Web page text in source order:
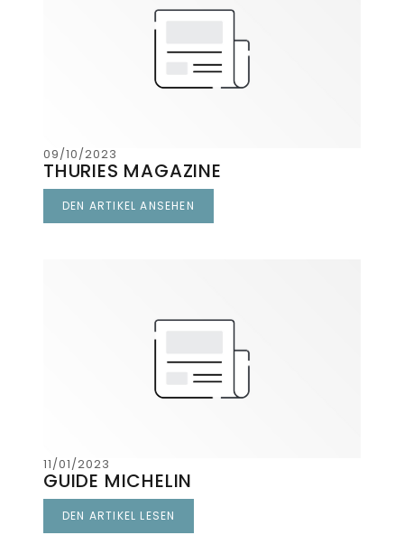
09/10/2023
THURIES MAGAZINE
DEN ARTIKEL ANSEHEN((ÖFFNET EIN NEUES FENSTER))
11/01/2023
GUIDE MICHELIN
DEN ARTIKEL LESEN((ÖFFNET EIN NEUES FENSTER))